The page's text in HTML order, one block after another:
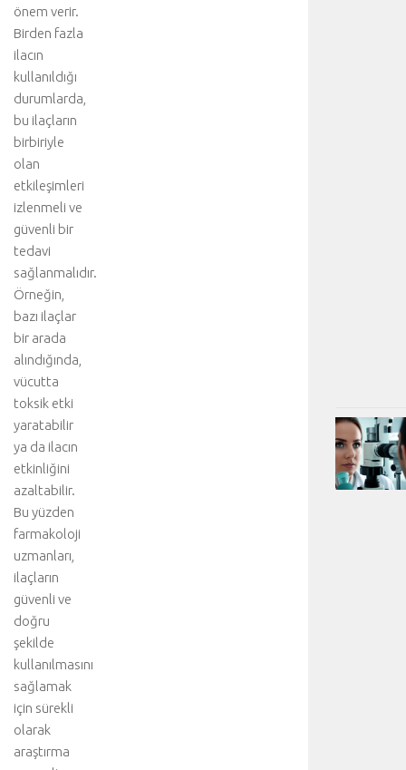
önem verir.
Birden fazla
ilacın
kullanıldığı
durumlarda,
bu ilaçların
birbiriyle
olan
etkileşimleri
izlenmeli ve
güvenli bir
tedavi
sağlanmalıdır.
Örneğin,
bazı ilaçlar
bir arada
alındığında,
vücutta
toksik etki
yaratabilir
ya da ilacın
etkinliğini
azaltabilir.
Bu yüzden
farmakoloji
uzmanları,
ilaçların
güvenli ve
doğru
şekilde
kullanılmasını
sağlamak
için sürekli
olarak
araştırma